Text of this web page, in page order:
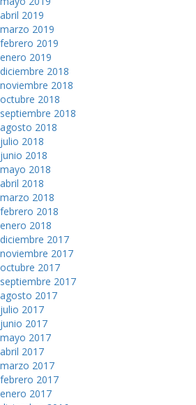
abril 2019
marzo 2019
febrero 2019
enero 2019
diciembre 2018
noviembre 2018
octubre 2018
septiembre 2018
agosto 2018
julio 2018
junio 2018
mayo 2018
abril 2018
marzo 2018
febrero 2018
enero 2018
diciembre 2017
noviembre 2017
octubre 2017
septiembre 2017
agosto 2017
julio 2017
junio 2017
mayo 2017
abril 2017
marzo 2017
febrero 2017
enero 2017